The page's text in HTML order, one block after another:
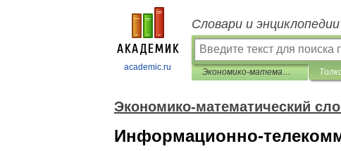
academic.ru
Словари и
Экономико-математический словарь
Экономико-математический
Информационно-